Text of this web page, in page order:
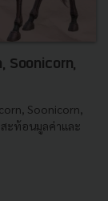
Soonicorn,
Soonicorn,
ะท้อนมูลค่าและ